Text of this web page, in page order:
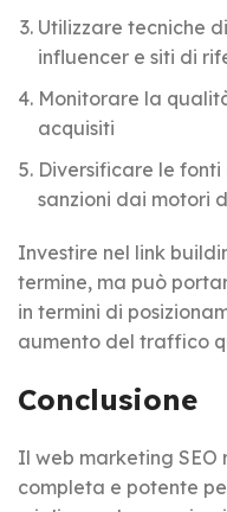
Utilizzare tecniche
influencer e siti di
Monitorare la
acquisiti
Diversificare le
sanzioni dai motori
Investire nel link
termine, ma può
in termini di
aumento del traffico
Conclusione
Il web marketing
completa e potente